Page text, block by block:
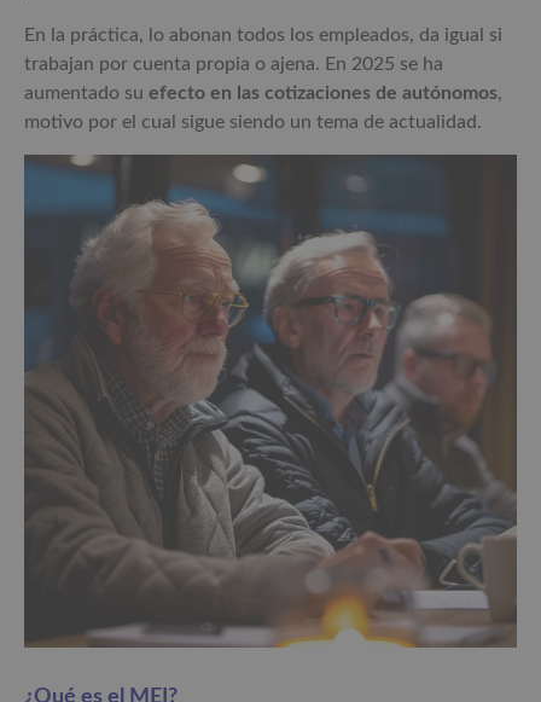
En la práctica, lo abonan todos los empleados, da igual si
trabajan por cuenta propia o ajena. En 2025 se ha
aumentado su efecto en las cotizaciones de autónomos,
motivo por el cual sigue siendo un tema de actualidad.
¿Qué es el MEI?